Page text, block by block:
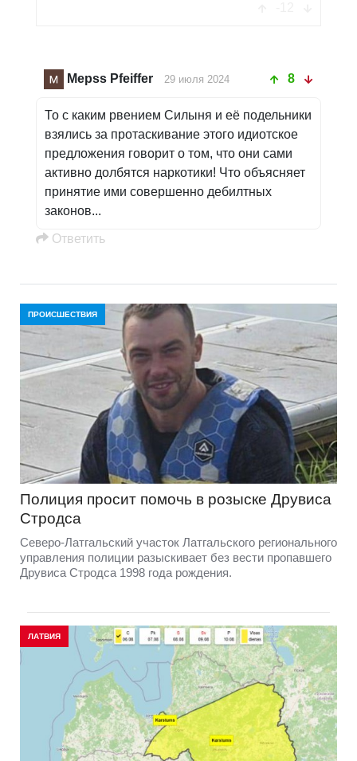
Mepss Pfeiffer 29 июля 2024 8
То с каким рвением Силыня и её подельники
взялись за протаскивание этого идиотское
предложения говорит о том, что они сами
активно долбятся наркотики! Что объясняет
принятие ими совершенно дебилтных
законов...
Oтветить
ПРОИСШЕСТВИЯ
Полиция просит помочь в розыске Друвиса
Стродса
Северо-Латгальский участок Латгальского регионального
управления полиции разыскивает без вести пропавшего
Друвиса Стродса 1998 года рождения.
ЛАТВИЯ